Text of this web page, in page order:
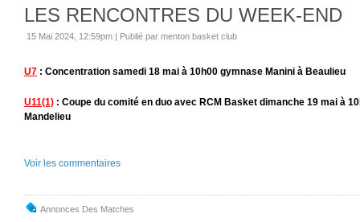
LES RENCONTRES DU WEEK-END
15 Mai 2024, 12:59pm | Publié par menton basket club
U7 : Concentration samedi 18 mai à 10h00 gymnase Manini à Beaulieu
U11(1) : Coupe du comité en duo avec RCM Basket dimanche 19 mai à
Mandelieu
Voir les commentaires
Annonces Des Matches